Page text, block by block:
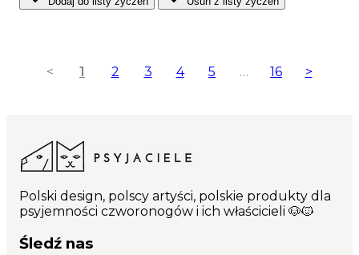
< 1 2 3 4 5 … 16 >
Polski design, polscy artyści, polskie produkty dla
psyjemności czworonogów i ich właścicieli 🐶🐱
Śledź nas